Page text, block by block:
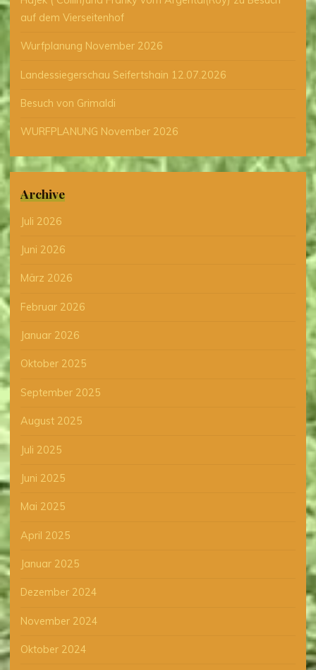
auf dem Vierseitenhof
Wurfplanung November 2026
Landessiegerschau Seifertshain 12.07.2026
Besuch von Grimaldi
WURFPLANUNG November 2026
Archive
Juli 2026
Juni 2026
März 2026
Februar 2026
Januar 2026
Oktober 2025
September 2025
August 2025
Juli 2025
Juni 2025
Mai 2025
April 2025
Januar 2025
Dezember 2024
November 2024
Oktober 2024